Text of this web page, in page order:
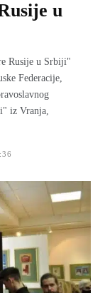
u
Rusije u Srbiji"
Federacije,
iz Vranja,